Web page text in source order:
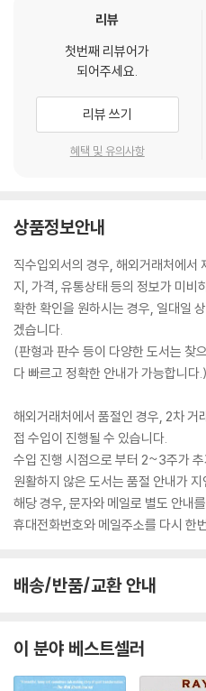
리뷰
첫번째 리뷰어가
되어주세요.
리뷰 쓰기
혜택 및 유의사항
상품정보안내
직수입외서의 경우, 해외거래처에서
지, 가격, 유통상태 등의 정보가 미비
확한 확인을 원하시는 경우, 일대일
겠습니다.
(판형과 판수 등이 다양한 도서는 찾
다 빠르고 정확한 안내가 가능합니다.)
해외거래처에서 품절인 경우, 2차 거
접 수입이 진행될 수 있습니다.
수입 진행 시점으로 부터 2~3주가
원활하지 않은 도서는 품절 안내가
해당 경우, 문자와 메일로 별도 안내
휴대전화번호와 메일주소를 다시 한
배송/반품/교환 안내
이 분야 베스트셀러